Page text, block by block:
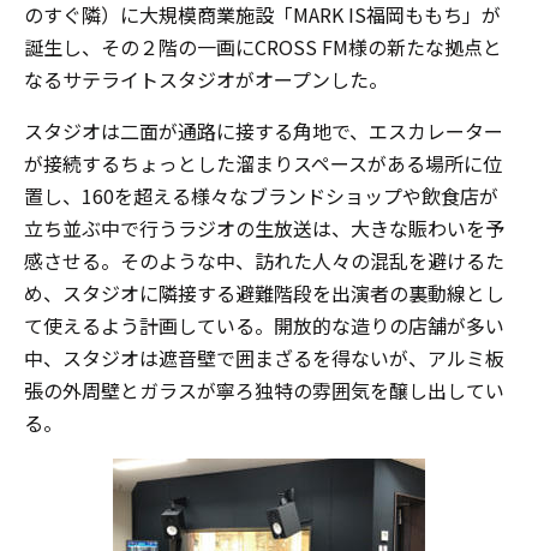
のすぐ隣）に大規模商業施設「MARK IS福岡ももち」が
誕生し、その２階の一画にCROSS FM様の新たな拠点と
なるサテライトスタジオがオープンした。
スタジオは二面が通路に接する角地で、エスカレーター
が接続するちょっとした溜まりスペースがある場所に位
置し、160を超える様々なブランドショップや飲食店が
立ち並ぶ中で行うラジオの生放送は、大きな賑わいを予
感させる。そのような中、訪れた人々の混乱を避けるた
め、スタジオに隣接する避難階段を出演者の裏動線とし
て使えるよう計画している。開放的な造りの店舗が多い
中、スタジオは遮音壁で囲まざるを得ないが、アルミ板
張の外周壁とガラスが寧ろ独特の雰囲気を醸し出してい
る。